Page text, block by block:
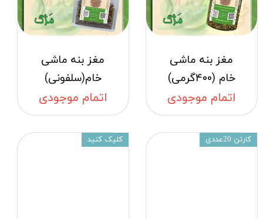
مغز بنه ماشی
خام (400گرمی)
اتمام موجودی
مغز بنه ماشی
خام(سلفونی)
اتمام موجودی
کارتن 20عددی کلیک کنید